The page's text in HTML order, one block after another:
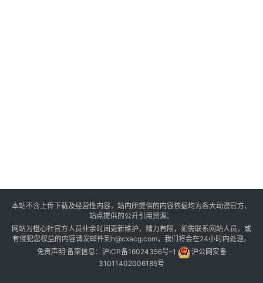
本站不含上传下载及经营性内容，站内所提供的内容依据均为各大动漫官方、
站点提供的公开引用资源。
网站为橙心社官方人员业余时间更新维护，精力有限，如需联系网站人员，或
有侵犯您权益的内容请发邮件到h@cxacg.com，我们将会在24小时内处理。
免责声明 备案信息： 沪ICP备16024356号-1
沪公网安备
31011402006185号